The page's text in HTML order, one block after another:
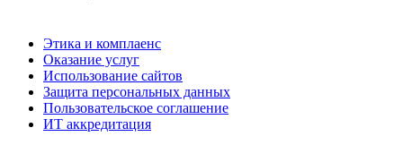
Этика и комплаенс
Оказание услуг
Использование сайтов
Защита персональных данных
Пользовательское соглашение
ИТ аккредитация